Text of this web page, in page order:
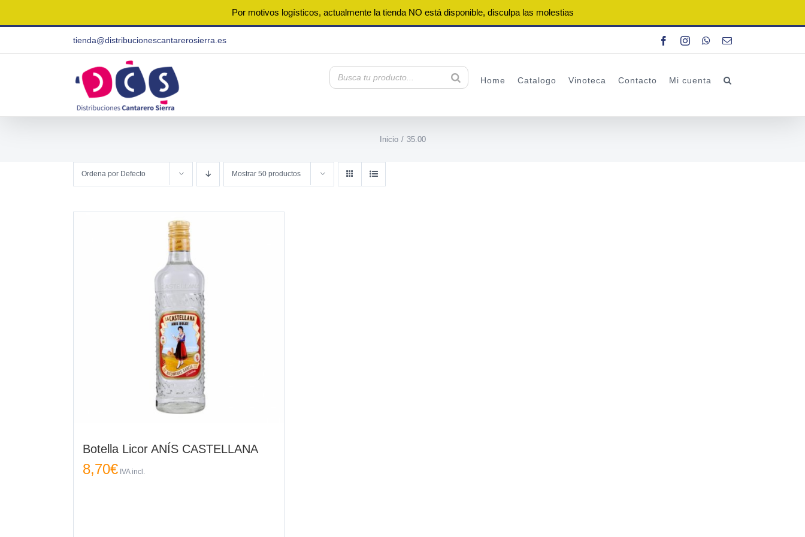
Por motivos logísticos, actualmente la tienda NO está disponible, disculpa las molestias
al
tienda@distribucionescantarerosierra.es FacebookInstagramWhatsApp
Correo
Home Catalogo Vinoteca Contacto Mi cuenta
Inicio 35.00
Ordena por Defecto Mostrar 50 productos
Botella Licor ANÍS CASTELLANA
8,70€ IVA incl.